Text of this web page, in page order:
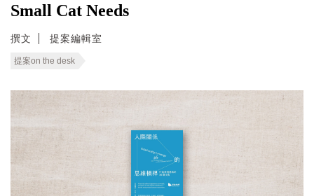
Small Cat Needs
撰文 提案編輯室
提案on the desk